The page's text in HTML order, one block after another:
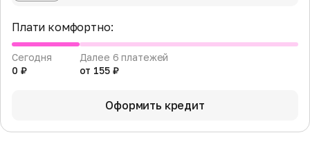
Плати комфортно:
Сегодня
0 ₽
Далее 6 платежей
от 155 ₽
Оформить кредит